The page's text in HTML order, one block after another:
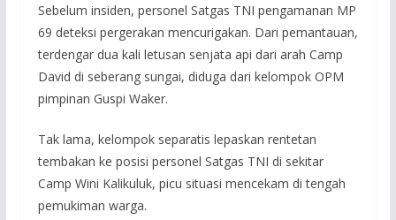
Sebelum insiden, personel Satgas TNI pengamanan MP
69 deteksi pergerakan mencurigakan. Dari pemantauan,
terdengar dua kali letusan senjata api dari arah Camp
David di seberang sungai, diduga dari kelompok OPM
pimpinan Guspi Waker.
Tak lama, kelompok separatis lepaskan rentetan
tembakan ke posisi personel Satgas TNI di sekitar
Camp Wini Kalikuluk, picu situasi mencekam di tengah
pemukiman warga.